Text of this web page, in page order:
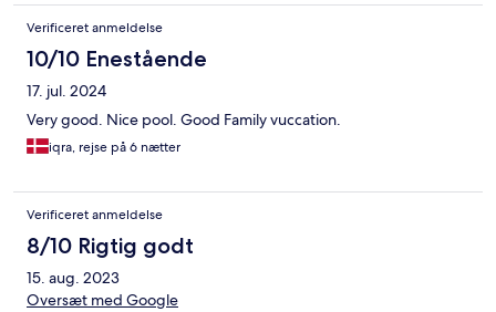
Verificeret anmeldelse
10/10 Enestående
17. jul. 2024
Very good. Nice pool. Good Family vuccation.
iqra, rejse på 6 nætter
Verificeret anmeldelse
8/10 Rigtig godt
15. aug. 2023
Oversæt med Google